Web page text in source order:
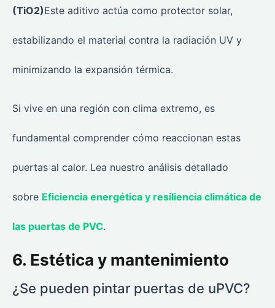
(TiO2)Este aditivo actúa como protector solar,
estabilizando el material contra la radiación UV y
minimizando la expansión térmica.
Si vive en una región con clima extremo, es
fundamental comprender cómo reaccionan estas
puertas al calor. Lea nuestro análisis detallado
sobre Eficiencia energética y resiliencia climática de
las puertas de PVC.
6. Estética y mantenimiento
¿Se pueden pintar puertas de uPVC?